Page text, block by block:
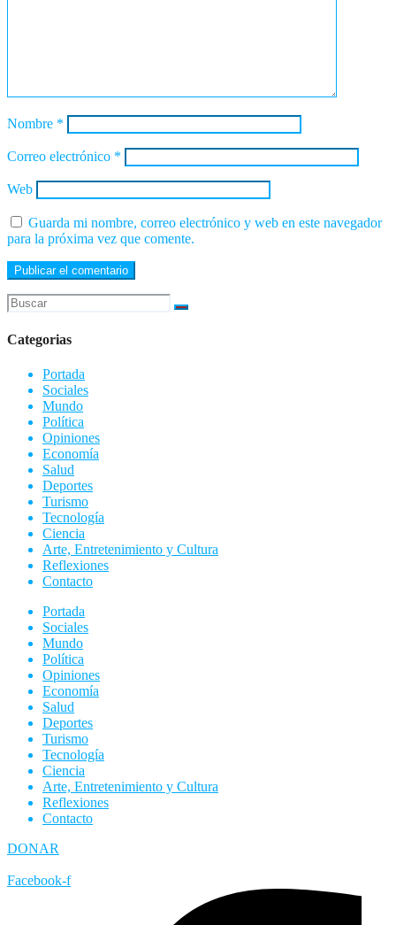
Nombre *
Correo electrónico *
Web
Guarda mi nombre, correo electrónico y web en este navegador
para la próxima vez que comente.
Categorias
Portada
Sociales
Mundo
Política
Opiniones
Economía
Salud
Deportes
Turismo
Tecnología
Ciencia
Arte, Entretenimiento y Cultura
Reflexiones
Contacto
Portada
Sociales
Mundo
Política
Opiniones
Economía
Salud
Deportes
Turismo
Tecnología
Ciencia
Arte, Entretenimiento y Cultura
Reflexiones
Contacto
DONAR
Facebook-f